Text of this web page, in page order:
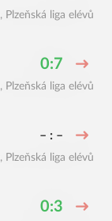
, Plzeňská liga elévů
0:7
, Plzeňská liga elévů
– : –
, Plzeňská liga elévů
0:3